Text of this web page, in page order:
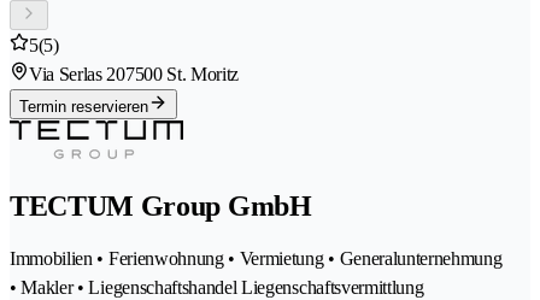
5(5)
Via Serlas 207500 St. Moritz
Termin reservieren
TECTUM Group GmbH
Immobilien • Ferienwohnung • Vermietung • Generalunternehmung
• Makler • Liegenschaftshandel Liegenschaftsvermittlung